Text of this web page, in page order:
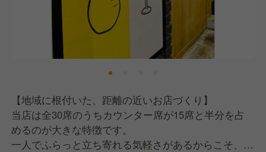
も重要だと考えています。
疲れた時やしんどい時、誰だってネガティブな気持ち
になることはあります。
ただ、それを口に出して周りに伝えてしまうと、スタ
ッフにもお客様にも伝染していってしまう。
だからこそ私たちは、口に出す言葉はポジティブに、
周りにいい影響を与えられる人と一緒に働きたいと考
えています。
【地域に根付いた、距離の近いお店づくり】
当店は全30席のうちカウンター席が15席と半分を占
めるのが大きな特徴です。
一人でふらっと立ち寄れる気軽さがあるからこそ、常